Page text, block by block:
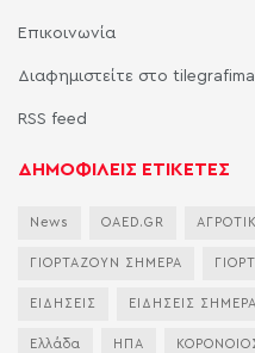
Επικοινωνία
Διαφημιστείτε στο
RSS feed
ΔΗΜΟΦΙΛΕΙΣ ΕΤΙΚΕΤΕΣ
News OAED.GR
ΓΙΟΡΤΑΖΟΥΝ ΣΗΜΕΡΑ
ΕΙΔΗΣΕΙΣ ΕΙΔΗΣΕΙΣ ΣΗΜΕΡΑ
Ελλάδα ΗΠΑ